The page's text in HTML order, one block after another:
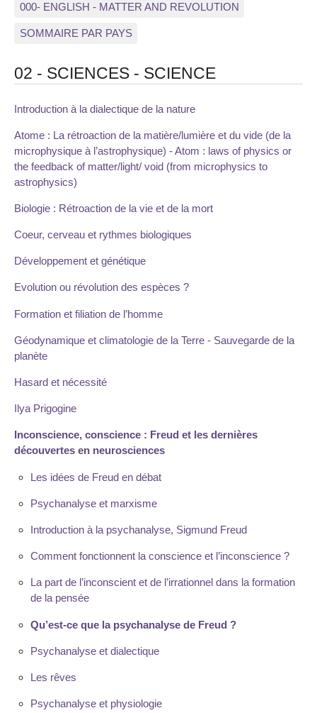
000- ENGLISH - MATTER AND REVOLUTION
SOMMAIRE PAR PAYS
02 - SCIENCES - SCIENCE
Introduction à la dialectique de la nature
Atome : La rétroaction de la matière/lumière et du vide (de la
microphysique à l’astrophysique) - Atom : laws of physics or
the feedback of matter/light/ void (from microphysics to
astrophysics)
Biologie : Rétroaction de la vie et de la mort
Coeur, cerveau et rythmes biologiques
Développement et génétique
Evolution ou révolution des espèces ?
Formation et filiation de l’homme
Géodynamique et climatologie de la Terre - Sauvegarde de la
planète
Hasard et nécessité
Ilya Prigogine
Inconscience, conscience : Freud et les dernières
découvertes en neurosciences
Les idées de Freud en débat
Psychanalyse et marxisme
Introduction à la psychanalyse, Sigmund Freud
Comment fonctionnent la conscience et l’inconscience ?
La part de l’inconscient et de l’irrationnel dans la formation
de la pensée
Qu’est-ce que la psychanalyse de Freud ?
Psychanalyse et dialectique
Les rêves
Psychanalyse et physiologie